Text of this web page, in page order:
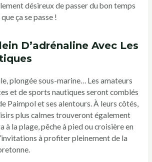
désireux de passer du bon temps
ça se passe !
D’adrénaline Avec Les
plongée sous-marine… Les amateurs
et de sports nautiques seront comblés
Paimpol et ses alentours. À leurs côtés,
plus calmes trouveront également
à la plage, pêche à pied ou croisière en
à profiter pleinement de la